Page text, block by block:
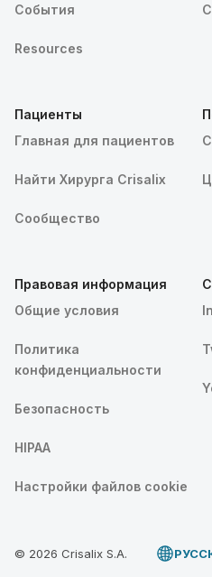
События
Resources
Пациенты
Главная для пациентов
Найти Хирурга Crisalix
Сообщество
Правовая информация
Общие условия
Политика
конфиденциальности
Безопасность
HIPAA
Настройки файлов cookie
© 2026 Crisalix S.A.